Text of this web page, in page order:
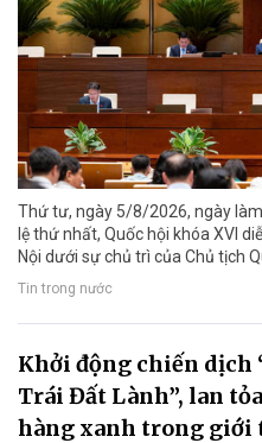
Thứ tư, ngày 5/8/2026, ngày
lệ thứ nhất, Quốc hội khóa XVI
Nội dưới sự chủ trì của Chủ tịch
Tin trong nước
Khởi động chiến dịch
Trái Đất Lành”, lan
hàng xanh trong giới